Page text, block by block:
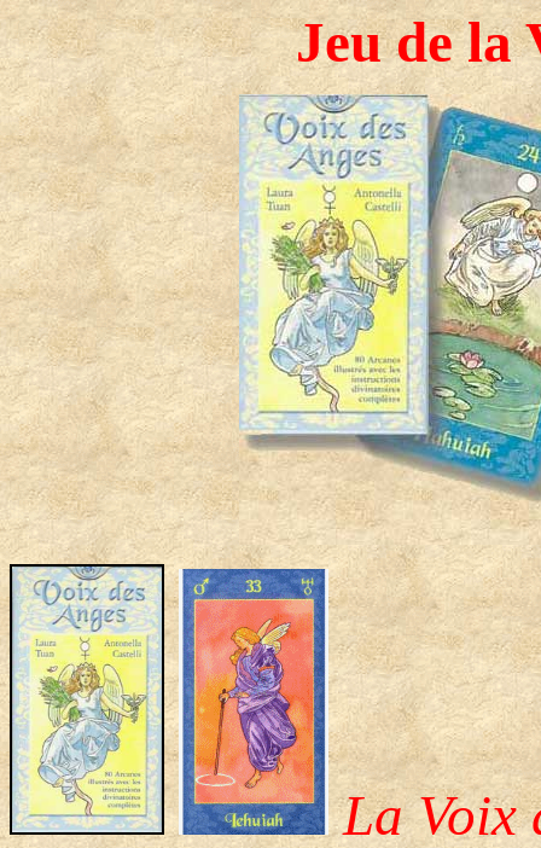
Jeu de la
La Voix